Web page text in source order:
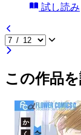
試し読み
この作品